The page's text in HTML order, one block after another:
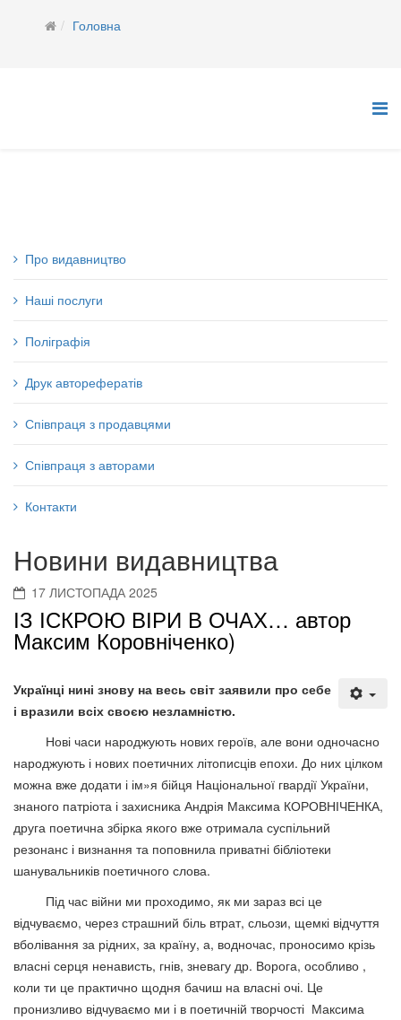
Головна
Про видавництво
Наші послуги
Поліграфія
Друк авторефератів
Співпраця з продавцями
Співпраця з авторами
Контакти
Новини видавництва
17 ЛИСТОПАДА 2025
ІЗ ІСКРОЮ ВІРИ В ОЧАХ… автор
Максим Коровніченко)
Українці нині знову на весь світ заявили про себе
і вразили всіх своєю незламністю.
Нові часи народжують нових героїв, але вони одночасно
народжують і нових поетичних літописців епохи. До них цілком
можна вже додати і ім»я бійця Національної гвардії України,
знаного патріота і захисника Андрія Максима КОРОВНІЧЕНКА,
друга поетична збірка якого вже отримала суспільний
резонанс і визнання та поповнила приватні бібліотеки
шанувальників поетичного слова.
Під час війни ми проходимо, як ми зараз всі це
відчуваємо, через страшний біль втрат, сльози, щемкі відчуття
вболівання за рідних, за країну, а, водночас, проносимо крізь
власні серця ненависть, гнів, зневагу др. Ворога, особливо ,
коли ти це практично щодня бачиш на власні очі. Це
пронизливо відчуваємо ми і в поетичній творчості Максима